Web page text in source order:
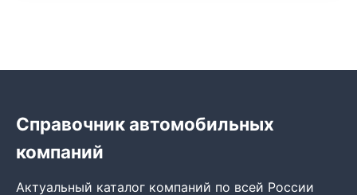
Справочник автомобильных
компаний
Актуальный каталог компаний по всей России